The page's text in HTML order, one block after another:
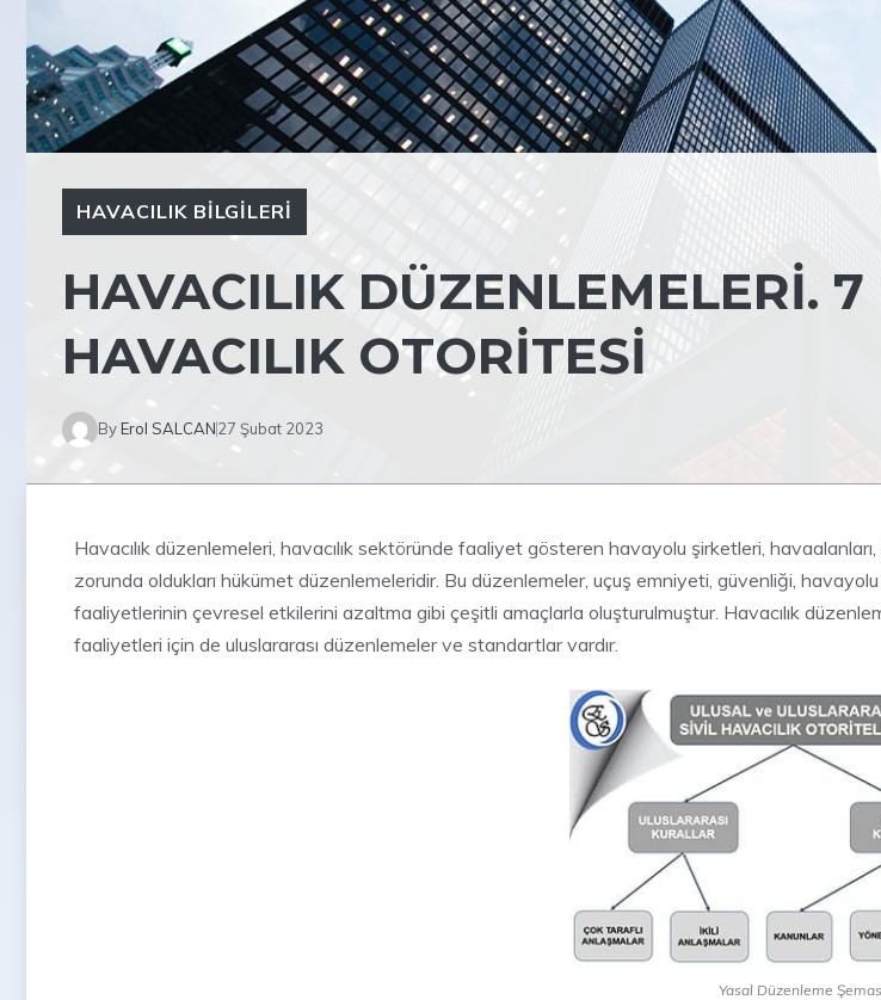
HAVACILIK BILGILERI
HAVACILIK DÜZENLEMELERI. 7
HAVACILIK OTORITESI
ByErol SALCAN27 Şubat 2023
Havacılık düzenlemeleri, havacılık sektöründe faaliyet gösteren havayolu şirketleri, havaalanları,
zorunda oldukları hükümet düzenlemeleridir. Bu düzenlemeler, uçuş emniyeti, güvenliği,
faaliyetlerinin çevresel etkilerini azaltma gibi çeşitli amaçlarla oluşturulmuştur. Havacılık
faaliyetleri için de uluslararası düzenlemeler ve standartlar vardır.
Yasal Düzenleme